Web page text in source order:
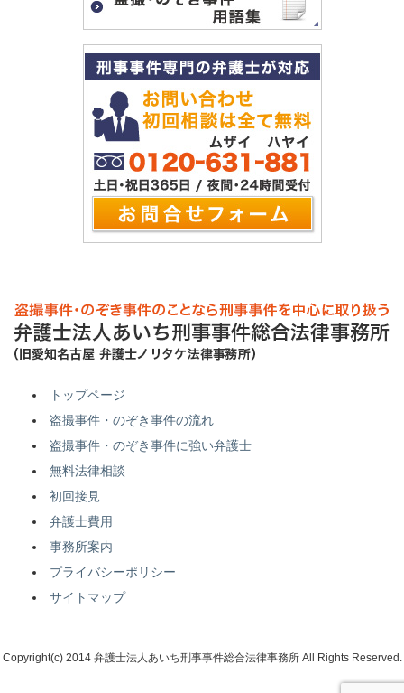
トップページ
盗撮事件・のぞき事件の流れ
盗撮事件・のぞき事件に強い弁護士
無料法律相談
初回接見
弁護士費用
事務所案内
プライバシーポリシー
サイトマップ
Copyright(c) 2014 弁護士法人あいち刑事事件総合法律事務所 All Rights Reserved.